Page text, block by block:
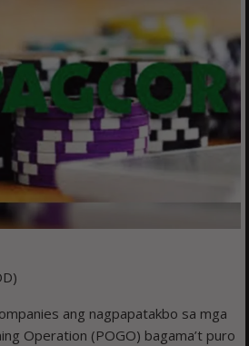
ang nagpapatakbo sa mga
Operation (POGO) bagama’t puro